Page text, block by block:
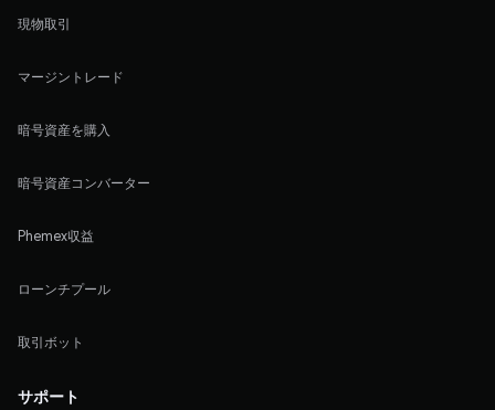
現物取引
マージントレード
暗号資産を購入
暗号資産コンバーター
Phemex収益
ローンチプール
取引ボット
サポート